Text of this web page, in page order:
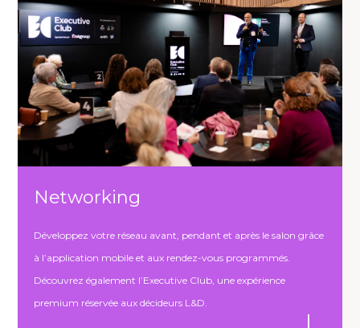
Networking
Développez votre réseau avant, pendant et après le salon grâce
à l’application mobile et aux rendez-vous programmés.
Découvrez également l’Executive Club, une expérience
premium réservée aux décideurs L&D.